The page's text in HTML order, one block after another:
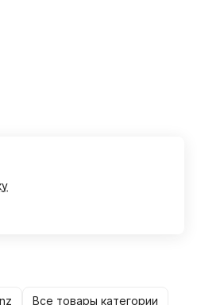
Все товары категории